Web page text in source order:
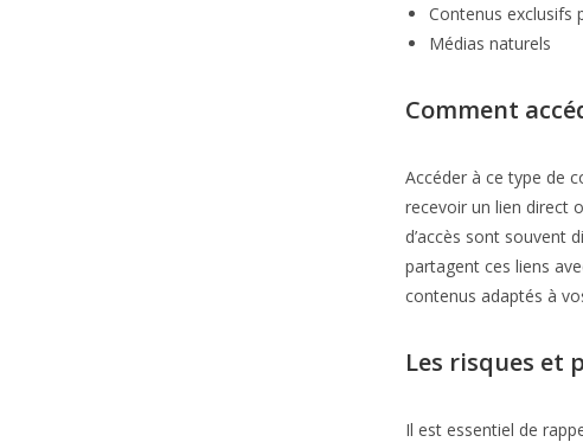
Contenus exclusifs
Médias naturels
Comment
Accéder à ce type de
recevoir un lien direct
d’accès sont souvent
partagent ces liens
contenus adaptés à
Les risques et
Il est essentiel de